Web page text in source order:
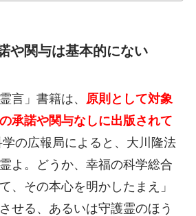
や関与は基本的にない
言」書籍は、
原則として対象
承諾や関与なしに出版されて
の広報局によると、大川隆法
よ。どうか、幸福の科学総合
、その本心を明かしたまえ」
せる、あるいは守護霊のほう